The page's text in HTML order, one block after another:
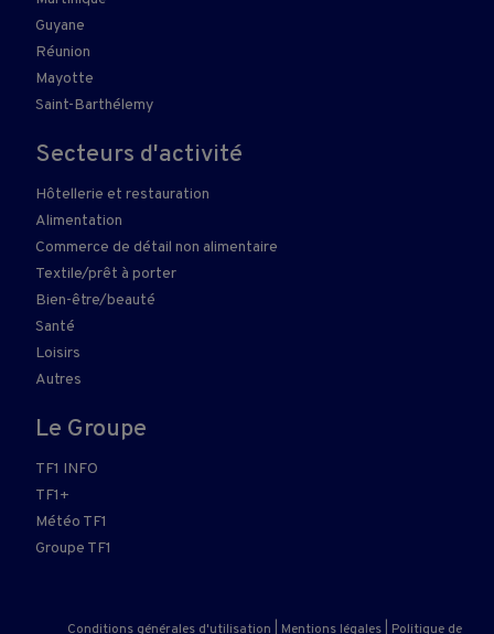
Guyane
Réunion
Mayotte
Saint-Barthélemy
Secteurs d'activité
Hôtellerie et restauration
Alimentation
Commerce de détail non alimentaire
Textile/prêt à porter
Bien-être/beauté
Santé
Loisirs
Autres
Le Groupe
TF1 INFO
TF1+
Météo TF1
Groupe TF1
Conditions générales d'utilisation Mentions légales Politique de